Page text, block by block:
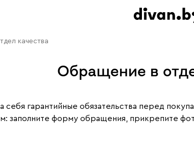
качества
Обращение в
гарантийные обязательства перед
заполните форму обращения, прикрепите